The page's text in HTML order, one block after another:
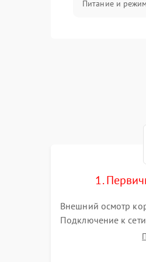
Питание и
1.
Внешний осмотр
Подключение к
звуковых